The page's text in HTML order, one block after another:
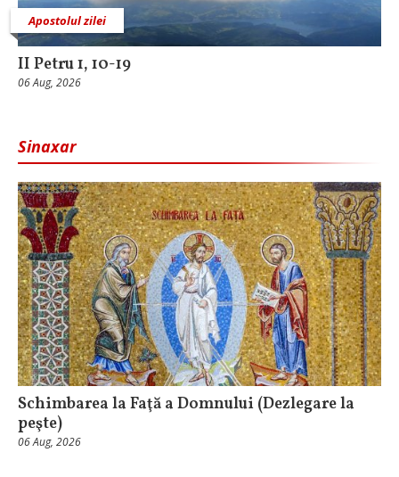
Apostolul zilei
II Petru 1, 10-19
06 Aug, 2026
Sinaxar
Schimbarea la Faţă a Domnului (Dezlegare la
peşte)
06 Aug, 2026